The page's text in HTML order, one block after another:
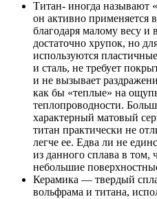
Титан- иногда называют
он активно применяется
благодаря малому весу
достаточно хрупок, но
используются
и сталь, не требует
и не вызывает
как бы «теплые» на
теплопроводности.
характерный матовый
титан практически не
легче ее. Едва ли не
из данного сплава в том,
небольшие
Керамика — твердый
вольфрама и титана,